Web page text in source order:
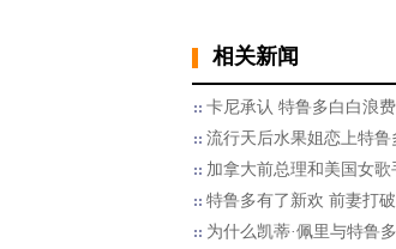
相关新闻
卡尼承认 特鲁多白白浪
流行天后水果姐恋上特
加拿大前总理和美国女
特鲁多有了新欢 前妻打
为什么凯蒂·佩里与特鲁